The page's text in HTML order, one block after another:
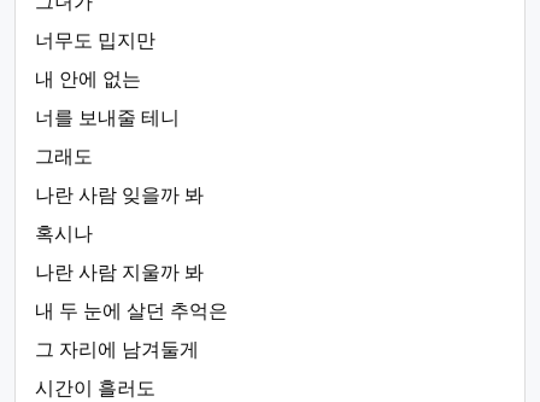
너무도 밉지만
내 안에 없는
너를 보내줄 테니
그래도
나란 사람 잊을까 봐
혹시나
나란 사람 지울까 봐
내 두 눈에 살던 추억은
그 자리에 남겨둘게
시간이 흘러도